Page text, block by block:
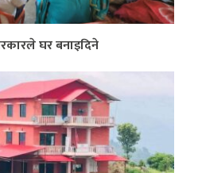
घर बनाइदिने